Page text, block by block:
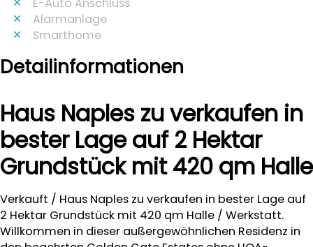
Alarmanlage
Smarthome
Detailinformationen
Haus Naples zu verkaufen in
bester Lage auf 2 Hektar
Grundstück mit 420 qm Halle
Verkauft / Haus Naples zu verkaufen in bester Lage auf
2 Hektar Grundstück mit 420 qm Halle / Werkstatt.
Willkommen in dieser außergewöhnlichen Residenz in